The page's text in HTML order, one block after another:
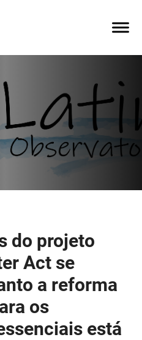
do projeto
Act se
a reforma
os
está